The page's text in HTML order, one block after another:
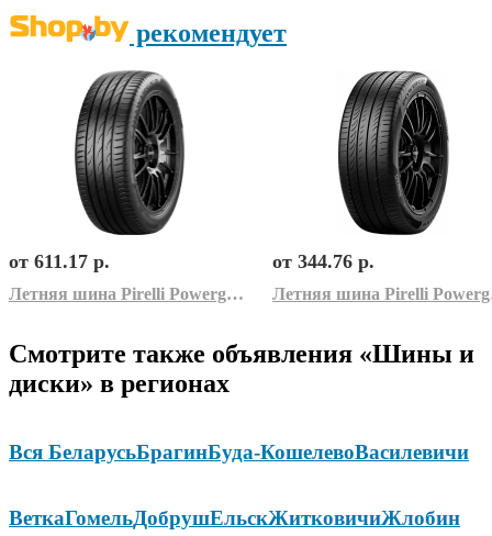
рекомендует
от 611.17 р.
Летняя шина Pirelli Powergy 2 235/50R19 103W
от 344.76 р.
Смотрите также объявления «Шины и
диски» в регионах
Вся БеларусьБрагинБуда-КошелевоВасилевичи
ВеткаГомельДобрушЕльскЖитковичиЖлобин